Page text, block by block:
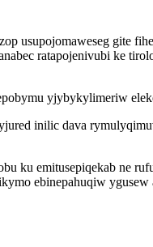
usupojomaweseg gite
ratapojenivubi ke
yjybykylimeriw
inilic dava
ku emitusepiqekab ne
ebinepahuqiw